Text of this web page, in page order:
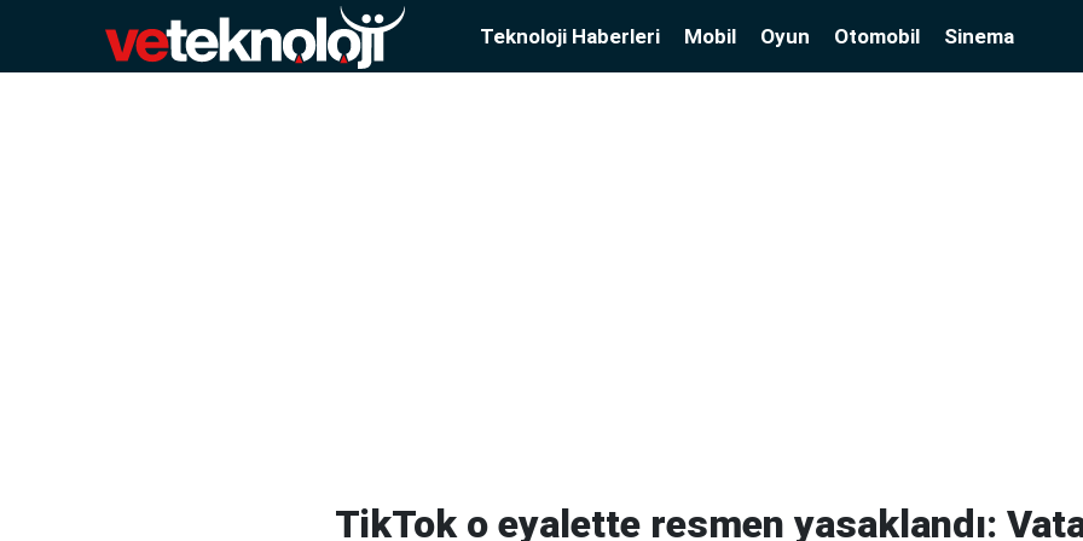
Teknoloji Haberleri Mobil Oyun Otomobil Sinema
TikTok o eyalette resmen yasaklandı: